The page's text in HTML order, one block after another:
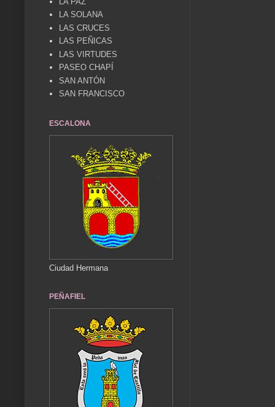
LA SOLANA
LAS CRUCES
LAS PEÑICAS
LAS VIRTUDES
PASEO CHAPÍ
SAN ANTÓN
SAN FRANCISCO
ESCALONA
Ciudad Hermana
PEÑAFIEL